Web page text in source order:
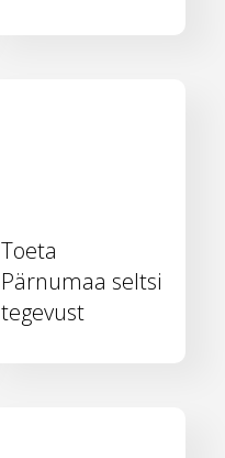
Toeta
Pärnumaa seltsi
tegevust